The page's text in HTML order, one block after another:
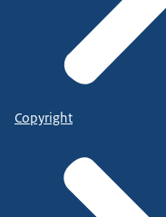
Copyright